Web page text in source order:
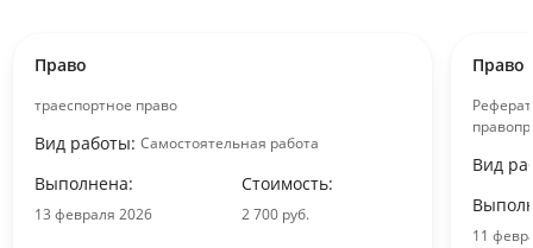
Право
траеспортное право
Вид работы: Самостоятельная работа
Выполнена:
13 февраля 2026
Стоимость:
2 700 руб.
Право
Вид
11